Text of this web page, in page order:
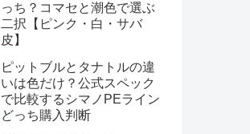
っち？コマセと潮色で選ぶ
二択【ピンク・白・サバ
皮】
ピットブルとタナトルの違
いは色だけ？公式スペック
で比較するシマノPEライン
どっち購入判断